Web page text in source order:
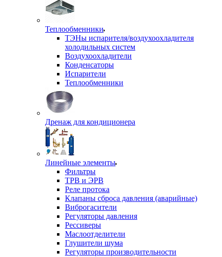
Теплообменники
ТЭНы испарителя/воздухоохладителя
холодильных систем
Воздухоохладители
Конденсаторы
Испарители
Теплообменники
Дренаж для кондиционера
Линейные элементы
Фильтры
ТРВ и ЭРВ
Реле протока
Клапаны сброса давления (аварийные)
Виброгасители
Регуляторы давления
Рессиверы
Маслоотделители
Глушители шума
Регуляторы производительности